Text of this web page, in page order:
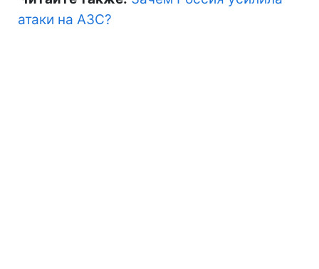
атаки на АЗС?